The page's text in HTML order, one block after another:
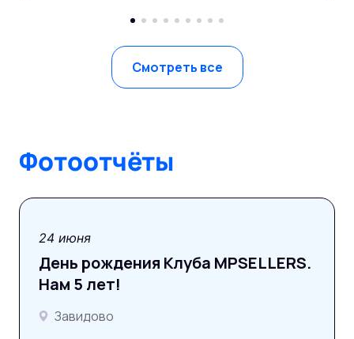
Смотреть все
Фотоотчёты
фотоотчёт
24 июня
День рождения Клуба MPSELLERS.
Нам 5 лет!
Завидово